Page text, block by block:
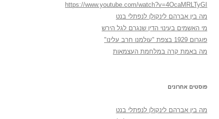
https://www.youtube.com/watch?v=4OcaMRLTyGI
מה בין אברהם לינקולן לנפתלי בנט
מי האשמים בעינוי הדין שנגרם לגל הירש
פוגרום 1929 בצפת "עולמנו חרב עלינו"
מה באמת קרה במלחמת העצמאות
פוסטים אחרונים
מה בין אברהם לינקולן לנפתלי בנט